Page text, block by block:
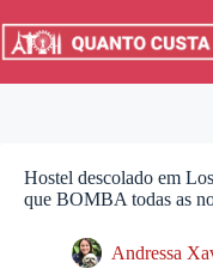
para
Hostel descolado em
que BOMBA todas as
Andressa